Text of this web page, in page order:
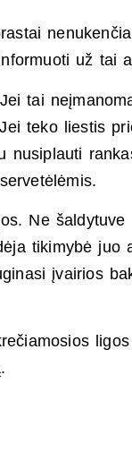
už tai
tai
teko liestis
nusiplauti
Ne
tikimybė juo
įvairios